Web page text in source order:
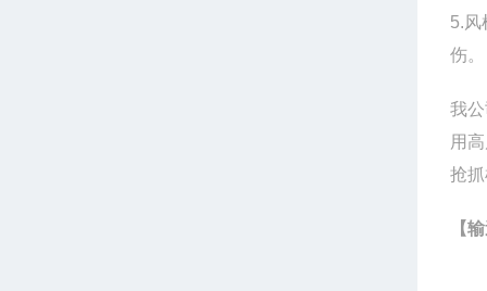
5.风
伤。
我
用
抢
【